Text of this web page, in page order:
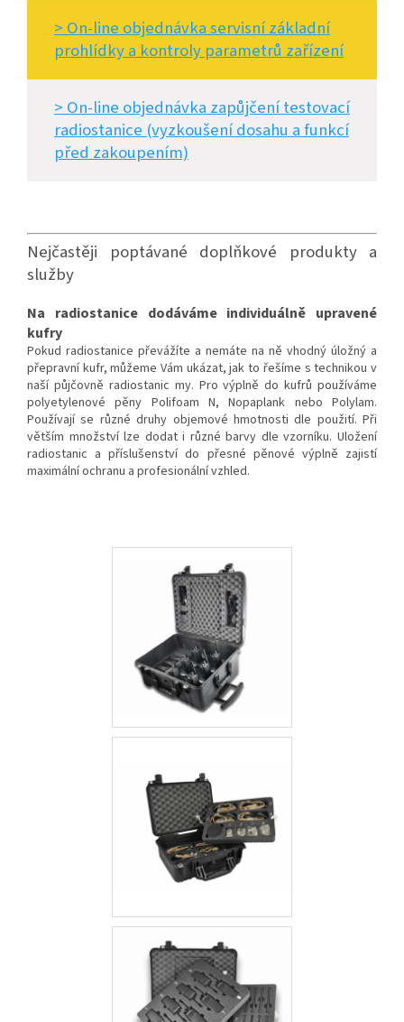
> On-line objednávka servisní základní
prohlídky a kontroly parametrů zařízení
> On-line objednávka zapůjčení testovací
radiostanice (vyzkoušení dosahu a funkcí
před zakoupením)
Nejčastěji poptávané doplňkové produkty a
služby
Na radiostanice dodáváme individuálně upravené
kufry
Pokud radiostanice převážíte a nemáte na ně vhodný úložný a
přepravní kufr, můžeme Vám ukázat, jak to řešíme s technikou v
naší půjčovně radiostanic my. Pro výplně do kufrů používáme
polyetylenové pěny Polifoam N, Nopaplank nebo Polylam.
Používají se různé druhy objemové hmotnosti dle použití. Při
větším množství lze dodat i různé barvy dle vzorníku. Uložení
radiostanic a příslušenství do přesné pěnové výplně zajistí
maximální ochranu a profesionální vzhled.